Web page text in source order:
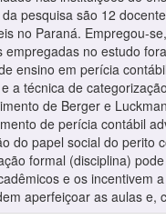
pesquisa são 12
no Paraná. Empregou-
empregadas no estudo
ensino em perícia
a técnica de
de Berger e
de perícia contábil
do papel social do perito
formal (disciplina)
e os incentivem
aperfeiçoar as aulas e,